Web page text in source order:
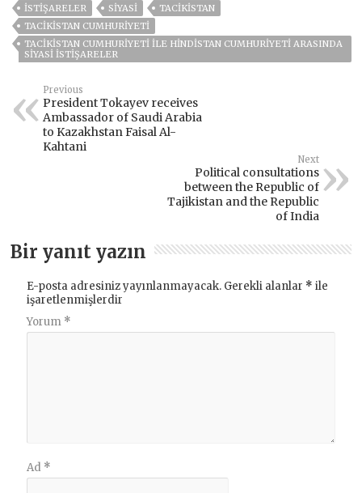
ISTIŞARELER
SIYASI
TACİKİSTAN
TACIKISTAN CUMHURIYETI
TACIKISTAN CUMHURIYETI ILE HINDISTAN CUMHURIYETI ARASINDA
SIYASI ISTIŞARELER
Previous
President Tokayev receives
Ambassador of Saudi Arabia
to Kazakhstan Faisal Al-
Kahtani
Next
Political consultations
between the Republic of
Tajikistan and the Republic
of India
Bir yanıt yazın
E-posta adresiniz yayınlanmayacak. Gerekli alanlar * ile
işaretlenmişlerdir
Yorum *
Ad *